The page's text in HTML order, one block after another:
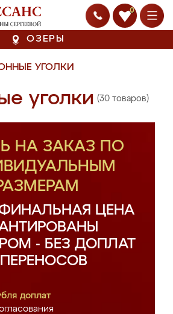
0
ОЗЕРЫ
УГОЛКИ
уголки (30 товаров)
НА ЗАКАЗ ПО
ЦЕНА
- БЕЗ ДОПЛАТ
доплат